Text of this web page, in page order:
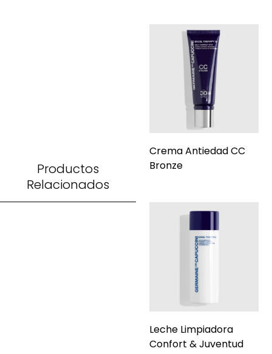
Productos
Relacionados
Crema Antiedad CC
Bronze
Leche Limpiadora
Confort & Juventud